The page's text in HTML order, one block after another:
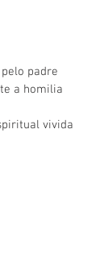
padre
a homilia
vivida